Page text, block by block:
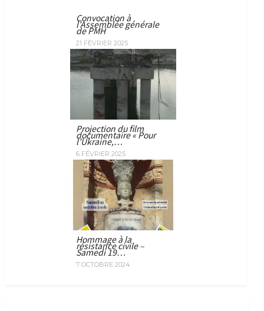
Convocation à
l’Assemblée générale
de PMH
21 FÉVRIER 2025
Projection du film
documentaire « Pour
l’Ukraine,…
6 FÉVRIER 2025
Hommage à la
résistance civile –
Samedi 19…
7 OCTOBRE 2024